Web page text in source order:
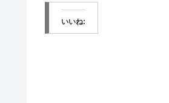
いいね: